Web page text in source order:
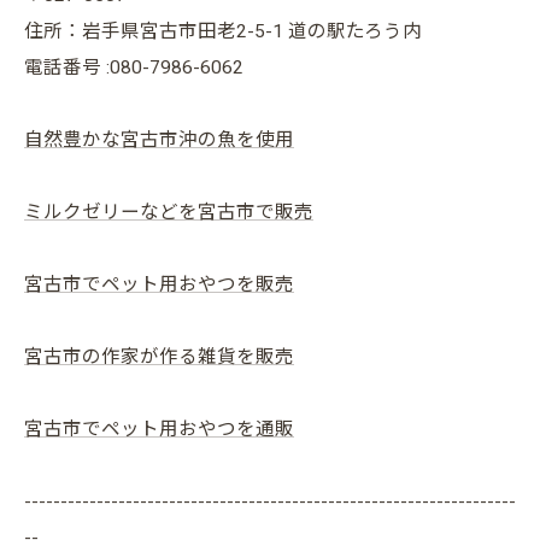
住所：岩手県宮古市田老2-5-1 道の駅たろう内
電話番号 :080-7986-6062
自然豊かな宮古市沖の魚を使用
ミルクゼリーなどを宮古市で販売
宮古市でペット用おやつを販売
宮古市の作家が作る雑貨を販売
宮古市でペット用おやつを通販
--------------------------------------------------------------------